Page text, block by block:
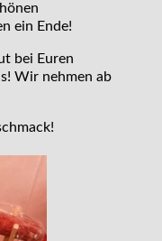
ein Ende!
bei Euren
Wir nehmen ab